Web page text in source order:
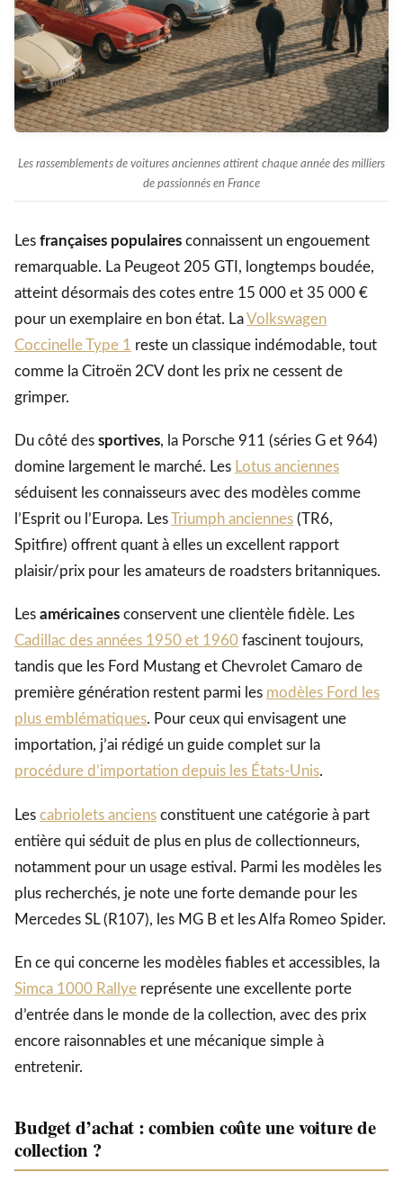
Les rassemblements de voitures anciennes attirent chaque année des milliers
de passionnés en France
Les françaises populaires connaissent un engouement
remarquable. La Peugeot 205 GTI, longtemps boudée,
atteint désormais des cotes entre 15 000 et 35 000 €
pour un exemplaire en bon état. LaVolkswagen
Coccinelle Type 1 reste un classique indémodable, tout
comme la Citroën 2CV dont les prix ne cessent de
grimper.
Du côté des sportives, la Porsche 911 (séries G et 964)
domine largement le marché. Les Lotus anciennes
séduisent les connaisseurs avec des modèles comme
l’Esprit ou l’Europa. LesTriumph anciennes (TR6,
Spitfire) offrent quant à elles un excellent rapport
plaisir/prix pour les amateurs de roadsters britanniques.
Les américaines conservent une clientèle fidèle. Les
Cadillac des années 1950 et 1960 fascinent toujours,
tandis que les Ford Mustang et Chevrolet Camaro de
première génération restent parmi les modèles Ford les
plus emblématiques. Pour ceux qui envisagent une
importation, j’ai rédigé un guide complet sur la
procédure d’importation depuis les États-Unis.
Les cabriolets anciens constituent une catégorie à part
entière qui séduit de plus en plus de collectionneurs,
notamment pour un usage estival. Parmi les modèles les
plus recherchés, je note une forte demande pour les
Mercedes SL (R107), les MG B et les Alfa Romeo Spider.
En ce qui concerne les modèles fiables et accessibles, la
Simca 1000 Rallye représente une excellente porte
d’entrée dans le monde de la collection, avec des prix
encore raisonnables et une mécanique simple à
entretenir.
Budget d’achat : combien coûte une voiture de
collection ?